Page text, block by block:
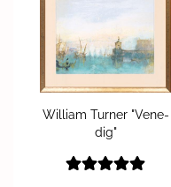
Wil­liam Tur­ner "Ve­ne­
dig"